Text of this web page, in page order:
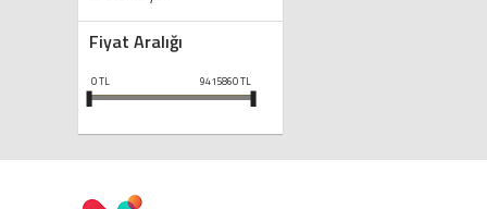
Fiyat Aralığı
0TL 9415860TL